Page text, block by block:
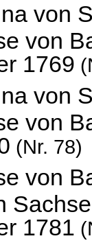
von
von
1769
von
von
(Nr. 78)
von
1781